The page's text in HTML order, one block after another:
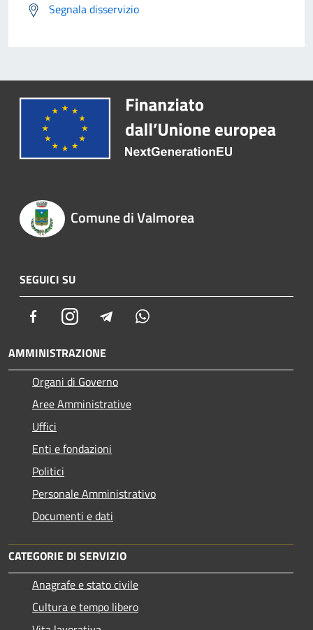
Segnala disservizio
Comune di Valmorea
SEGUICI SU
FacebookInstagram Telegram
AMMINISTRAZIONE
Organi di Governo
Aree Amministrative
Uffici
Enti e fondazioni
Politici
Personale Amministrativo
Documenti e dati
CATEGORIE DI SERVIZIO
Anagrafe e stato civile
Cultura e tempo libero